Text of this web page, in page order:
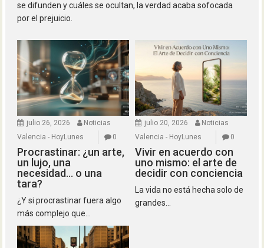
se difunden y cuáles se ocultan, la verdad acaba sofocada
por el prejuicio.
julio 26, 2026
Noticias
Valencia - HoyLunes
0
Procrastinar: ¿un arte,
un lujo, una
necesidad… o una
tara?
¿Y si procrastinar fuera algo
más complejo que...
julio 20, 2026
Noticias
Valencia - HoyLunes
0
Vivir en acuerdo con
uno mismo: el arte de
decidir con conciencia
La vida no está hecha solo de
grandes...